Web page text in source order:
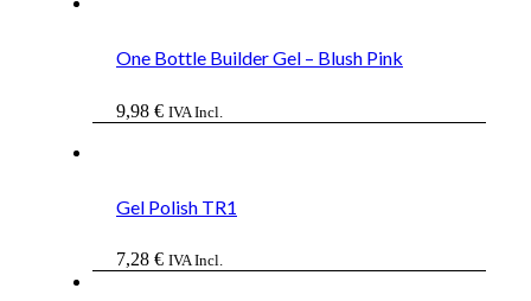
One Bottle Builder Gel – Blush Pink
9,98 € IVA Incl.
Gel Polish TR1
7,28 € IVA Incl.